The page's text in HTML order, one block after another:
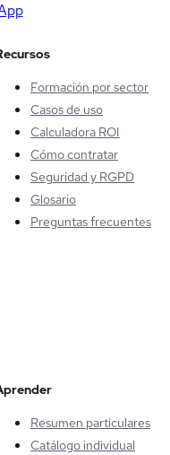
Formación por sector
Casos de uso
Calculadora ROI
Cómo contratar
Seguridad y RGPD
Glosario
Preguntas frecuentes
Resumen particulares
Catálogo individual